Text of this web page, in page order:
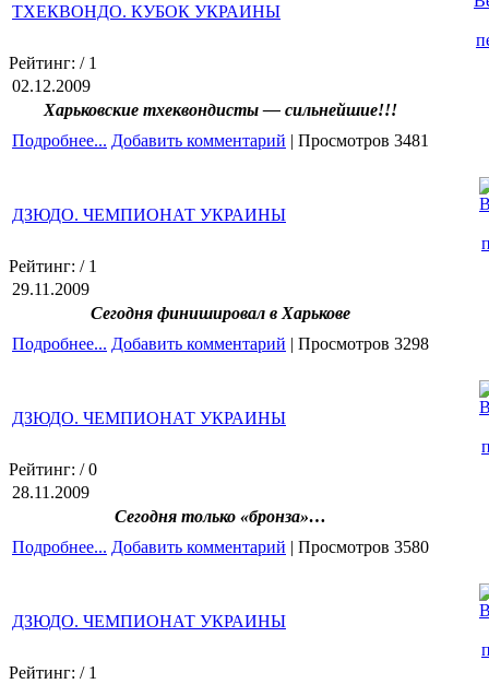
ТХЕКВОНДО. КУБОК УКРАИНЫ
Рейтинг: / 1
02.12.2009
Харьковские тхеквондисты — сильнейшие!!!
Подробнее... Добавить комментарий | Просмотров 3481
ДЗЮДО. ЧЕМПИОНАТ УКРАИНЫ
Рейтинг: / 1
29.11.2009
Сегодня финишировал в Харькове
Подробнее... Добавить комментарий | Просмотров 3298
ДЗЮДО. ЧЕМПИОНАТ УКРАИНЫ
Рейтинг: / 0
28.11.2009
Сегодня только «бронза»…
Подробнее... Добавить комментарий | Просмотров 3580
ДЗЮДО. ЧЕМПИОНАТ УКРАИНЫ
Рейтинг: / 1